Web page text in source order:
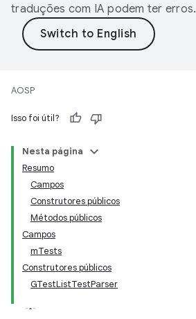
traduções com IA podem ter erros.
AOSP
Isso foi útil?
Nesta página
Resumo
Campos
Construtores públicos
Métodos públicos
Campos
mTests
Construtores públicos
GTestListTestParser